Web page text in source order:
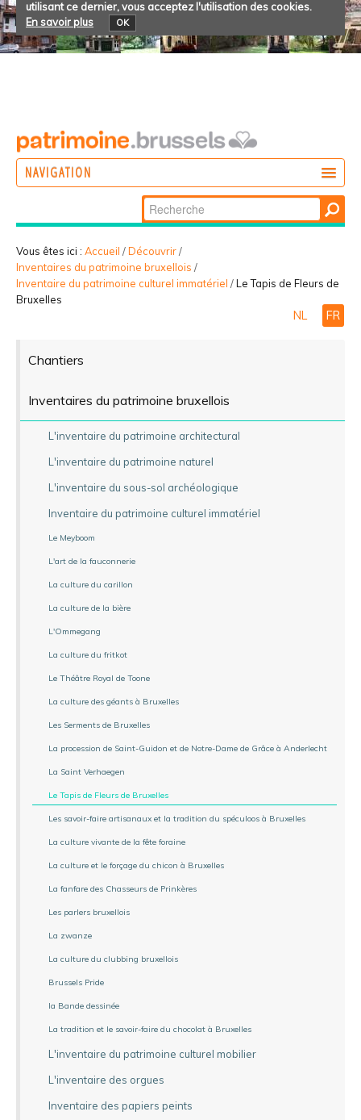
utilisant ce dernier, vous acceptez l'utilisation des cookies.
En savoir plus
OK
NAVIGATION
PARTICIPER
Chercher par
Recherche
avancée…
Vous êtes ici : Accueil /Découvrir/
Inventaires du patrimoine bruxellois /
Inventaire du patrimoine culturel immatériel /Le Tapis de Fleurs de
Bruxelles
NL FR
Chantiers
Inventaires du patrimoine bruxellois
L'inventaire du patrimoine architectural
L'inventaire du patrimoine naturel
L'inventaire du sous-sol archéologique
Inventaire du patrimoine culturel immatériel
Le Meyboom
L'art de la fauconnerie
La culture du carillon
La culture de la bière
L'Ommegang
La culture du fritkot
Le Théâtre Royal de Toone
La culture des géants à Bruxelles
Les Serments de Bruxelles
La procession de Saint-Guidon et de Notre-Dame de Grâce à Anderlecht
La Saint Verhaegen
Le Tapis de Fleurs de Bruxelles
Les savoir-faire artisanaux et la tradition du spéculoos à Bruxelles
La culture vivante de la fête foraine
La culture et le forçage du chicon à Bruxelles
La fanfare des Chasseurs de Prinkères
Les parlers bruxellois
La zwanze
La culture du clubbing bruxellois
Brussels Pride
la Bande dessinée
La tradition et le savoir-faire du chocolat à Bruxelles
L'inventaire du patrimoine culturel mobilier
L'inventaire des orgues
Inventaire des papiers peints